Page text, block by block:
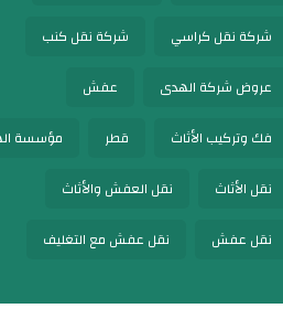
شركة نقل كراسي شركة نقل كنب
عروض شركة الهدى عفش
فك وتركيب الأثاث قطر مؤسسة
نقل الأثاث نقل العفش والأثاث
نقل عفش نقل عفش مع التغليف